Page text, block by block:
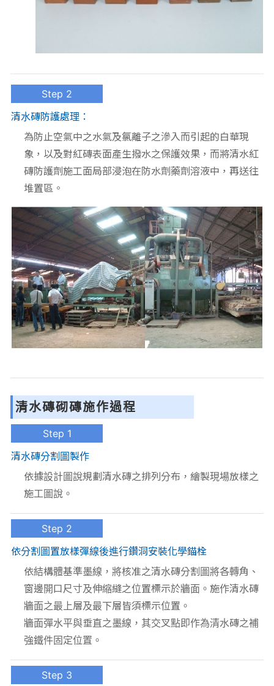
Step 2
清水磚防護處理：
為防止空氣中之水氣及氯離子之滲入而引起的白華現
象，以及對紅磚表面產生撥水之保護效果，而將清水紅
磚防護劑施工面局部浸泡在防水劑藥劑溶液中，再送往
堆置區。
清水磚砌磚施作過程
Step 1
清水磚分割圖製作
依據設計圖說規劃清水磚之排列分布，繪製現場放樣之
施工圖說。
Step 2
依分割圖置放樣彈線後進行鑽洞安裝化學錨栓
依結構體基準墨線，將核准之清水磚分割圖將各轉角、
窗邊開口尺寸及伸縮縫之位置標示於牆面。施作清水磚
牆面之最上層及最下層皆須標示位置。
牆面彈水平與垂直之墨線，其交叉點即作為清水磚之補
強鐵件固定位置。
Step 3